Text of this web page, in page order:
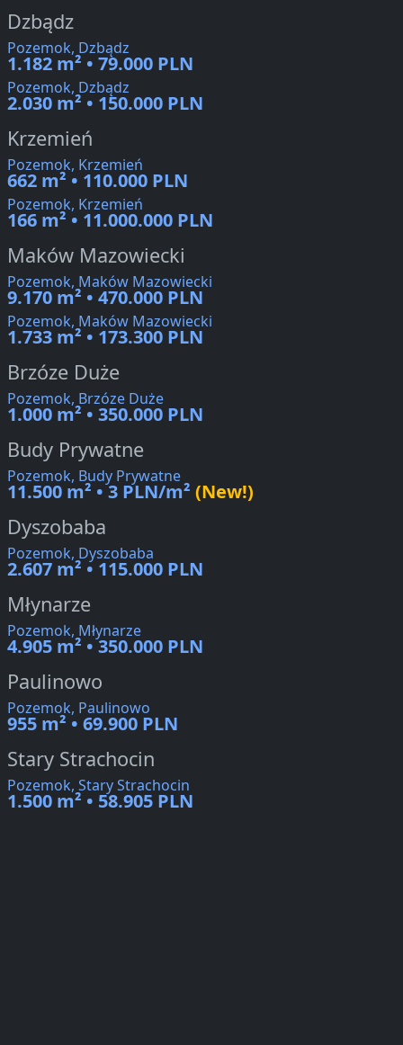
Dzbądz
Pozemok, Dzbądz
1.182 m² • 79.000 PLN
Pozemok, Dzbądz
2.030 m² • 150.000 PLN
Krzemień
Pozemok, Krzemień
662 m² • 110.000 PLN
Pozemok, Krzemień
166 m² • 11.000.000 PLN
Maków Mazowiecki
Pozemok, Maków Mazowiecki
9.170 m² • 470.000 PLN
Pozemok, Maków Mazowiecki
1.733 m² • 173.300 PLN
Brzóze Duże
Pozemok, Brzóze Duże
1.000 m² • 350.000 PLN
Budy Prywatne
Pozemok, Budy Prywatne
11.500 m² • 3 PLN/m² (New!)
Dyszobaba
Pozemok, Dyszobaba
2.607 m² • 115.000 PLN
Młynarze
Pozemok, Młynarze
4.905 m² • 350.000 PLN
Paulinowo
Pozemok, Paulinowo
955 m² • 69.900 PLN
Stary Strachocin
Pozemok, Stary Strachocin
1.500 m² • 58.905 PLN